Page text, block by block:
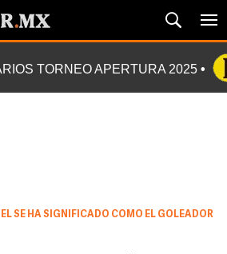
TORNEO APERTURA 2025
SE HA SIGNIFICADO COMO EL GOLEADOR